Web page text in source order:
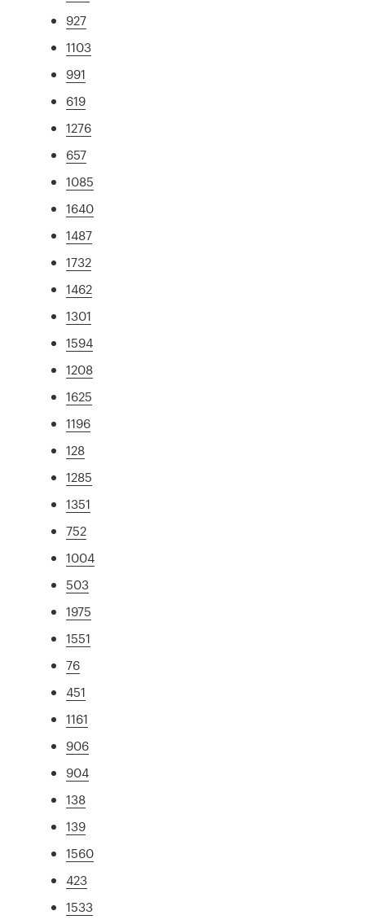
927
1103
991
619
1276
657
1085
1640
1487
1732
1462
1301
1594
1208
1625
1196
128
1285
1351
752
1004
503
1975
1551
76
451
1161
906
904
138
139
1560
423
1533